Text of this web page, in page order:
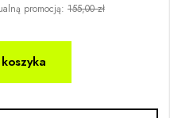
promocją: 155,00 zł